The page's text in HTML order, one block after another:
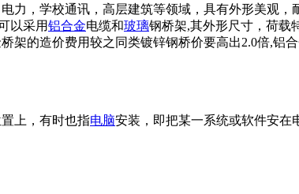
力，学校通讯，高层建筑等领域，具有外形美观
以采用铝合金电缆和玻璃钢桥架,其外形尺寸，荷载
架的造价费用较之同类镀锌钢桥价要高出2.0倍,
上，有时也指电脑安装，即把某一系统或软件安在